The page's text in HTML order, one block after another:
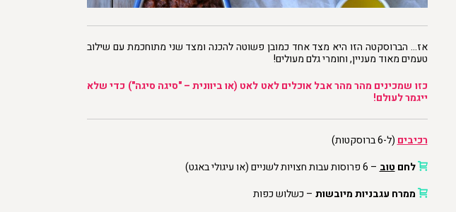
אז… הברוסקטה הזו היא מצד אחד כמובן פשוטה להכנה ומצד שני מתוחכמת עם שילוב
טעמים מאוד מעניין, וחומרי גלם מעולים!
כזו שמכינים מהר מהר אבל אוכלים לאט לאט (או ביוונית – "סיגה סיגה") כדי שלא
ייגמר לעולם!
רכיבים (ל-6 ברוסקטות)
לחם טוב – 6 פרוסות עבות חצויות לשניים (או עיגולי באגט)
ממרח עגבניות מיובשות – כשלוש כפות